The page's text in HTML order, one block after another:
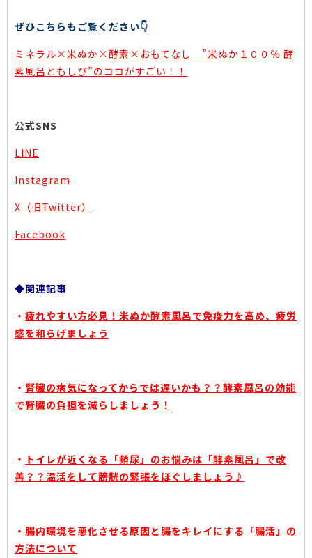
ぜひこちらもご覧ください👇
ミネラル×米ぬか×酵素×おもてなし ”米ぬか１００％ 酵
素風呂ともしび”のココがすごい！！
公式SNS
LINE
Instagram
X（旧Twitter）
Facebook
◆関連記事
・ 疲れやすい方必見！米ぬか酵素風呂で免疫力を高め、疲労
感を和らげましょう
・ 腎臓の病気になってからでは遅いかも？？酵素風呂の効能
で腎臓の負担を減らしましょう！
・ トイレが近くなる「頻尿」のお悩みは「酵素風呂」で改
善？？温活をして膀胱の緊張をほぐしましょう♪
・ 腸内環境を悪化させる原因と腸をキレイにする「腸活」の
方法について